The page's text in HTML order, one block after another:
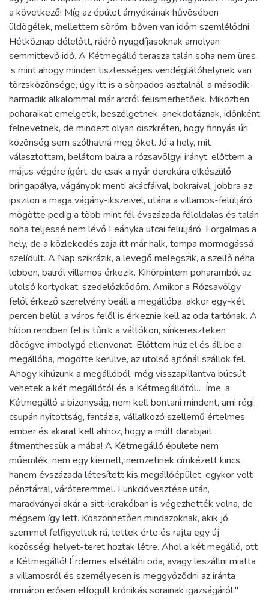
a következő! Míg az épület árnyékának hűvösében
üldögélek, mellettem söröm, bőven van időm szemlélődni.
Hétköznap délelőtt, ráérő nyugdíjasoknak amolyan
semmittevő idő. A Kétmegálló terasza talán soha nem üres
’s mint ahogy minden tisztességes vendéglátóhelynek van
törzsközönsége, úgy itt is a sörpados asztalnál, a második-
harmadik alkalommal már arcról felismerhetőek. Miközben
poharaikat emelgetik, beszélgetnek, anekdotáznak, időnként
felnevetnek, de mindezt olyan diszkréten, hogy finnyás úri
közönség sem szólhatná meg őket. Jó a hely, mit
választottam, belátom balra a rózsavölgyi irányt, előttem a
május végére ígért, de csak a nyár derekára elkészülő
bringapálya, vágányok menti akácfáival, bokraival, jobbra az
ipszilon a maga vágány-ikszeivel, utána a villamos-felüljáró,
mögötte pedig a több mint fél évszázada féloldalas és talán
soha teljessé nem lévő Leányka utcai felüljáró. Forgalmas a
hely, de a közlekedés zaja itt már halk, tompa mormogássá
szelídült. A Nap szikrázik, a levegő melegszik, a szellő néha
lebben, balról villamos érkezik. Kihörpintem poharamból az
utolsó kortyokat, szedelőzködöm. Amikor a Rózsavölgy
felől érkező szerelvény beáll a megállóba, akkor egy-két
percen belül, a város felől is érkeznie kell az oda tartónak. A
hídon rendben fel is tűnik a váltókon, sínkereszteken
döcögve imbolygó ellenvonat. Előttem húz el és áll be a
megállóba, mögötte kerülve, az utolsó ajtónál szállok fel.
Ahogy kihúzunk a megállóból, még visszapillantva búcsút
vehetek a két megállótól és a Kétmegállótól… Íme, a
Kétmegálló a bizonyság, nem kell bontani mindent, ami régi,
csupán nyitottság, fantázia, vállalkozó szellemű értelmes
ember és akarat kell ahhoz, hogy a múlt darabjait
átmenthessük a mába! A Kétmegálló épülete nem
műemlék, nem egy kiemelt, nemzetinek címkézett kincs,
hanem évszázada létesített kis megállóépület, egykor volt
pénztárral, váróteremmel. Funkcióvesztése után,
maradványai akár a sitt-lerakóban is végezhették volna, de
mégsem így lett. Köszönhetően mindazoknak, akik jó
szemmel felfigyeltek rá, tettek érte és rajta egy új
közösségi helyet-teret hoztak létre. Ahol a két megálló, ott
a Kétmegálló! Érdemes elsétálni oda, avagy leszállni miatta
a villamosról és személyesen is meggyőződni az iránta
immáron erősen elfogult krónikás sorainak igazságáról."